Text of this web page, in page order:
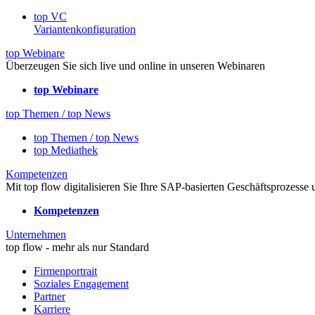
top VC
Variantenkonfiguration
top Webinare
Überzeugen Sie sich live und online in unseren Webinaren
top Webinare
top Themen / top News
top Themen / top News
top Mediathek
Kompetenzen
Mit top flow digitalisieren Sie Ihre SAP-basierten Geschäftsprozesse
Kompetenzen
Unternehmen
top flow - mehr als nur Standard
Firmenportrait
Soziales Engagement
Partner
Karriere